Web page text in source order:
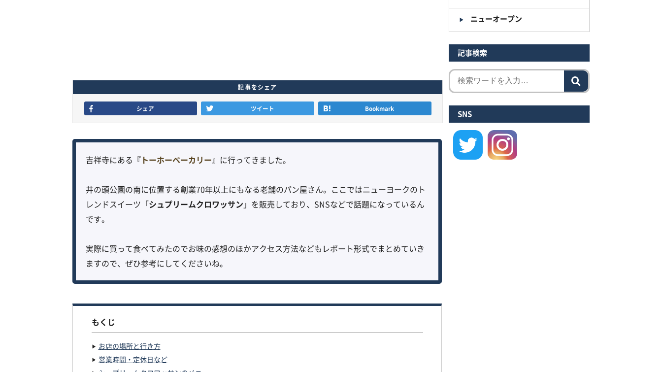
記事をシェア
シェア ツイート Bookmark
吉祥寺にある『 トーホーベーカリー』に行ってきました。
井の頭公園の南に位置する創業70年以上にもなる老舗のパン屋さん。ここではニューヨークのト
レンドスイーツ「シュプリームクロワッサン 」を販売しており、SNSなどで話題になっているん
です。
実際に買って食べてみたのでお味の感想のほかアクセス方法などもレポート形式でまとめていき
ますので、ぜひ参考にしてくださいね。
もくじ
お店の場所と行き方
営業時間・定休日など
ニューオープン
記事検索
SNS